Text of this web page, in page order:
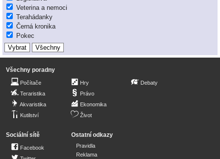
Veterina a nemoci
Terahádanky
Černá kronika
Pokec
Všechny poradny
Počítače
Teraristika
Akvaristika
Kutilství
Hry
Právo
Ekonomika
Život
Debaty
Sociální sítě
Facebook
Ostatní odkazy
Pravidla
Reklama